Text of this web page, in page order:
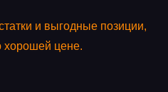
и выгодные позиции,
хорошей цене.